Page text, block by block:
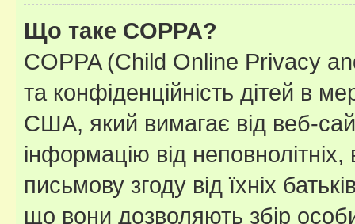
Що таке COPPA?
COPPA (Child Online Privacy
та конфіденційність дітей в
США, який вимагає від веб-
інформацію від
письмову згоду від їхніх
що вони дозволяють збір